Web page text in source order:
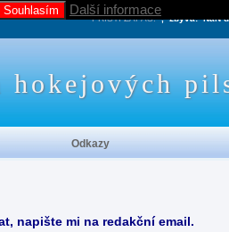
napište mi na redakční email.
PRÍŠTÍ ZÁPAS:, zbývá:NaN
hokejových
Odkazy
Souhlasím Další informace